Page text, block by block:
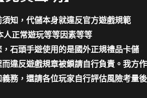
知，代儲本身就違反官方遊戲規範
人正常遊玩等等因素等等
石頭手遊使用的是國外正規禮品卡儲
違反遊戲規章被鎖請自行負責。我方作
務，還請各位玩家自行評估風險考量後